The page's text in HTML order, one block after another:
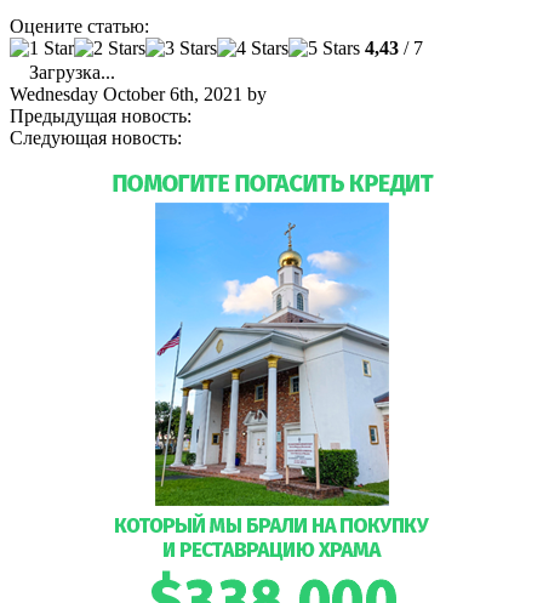
Оцените статью:
4,43 / 7
Загрузка...
Wednesday October 6th, 2021 by
Предыдущая новость:
Следующая новость: